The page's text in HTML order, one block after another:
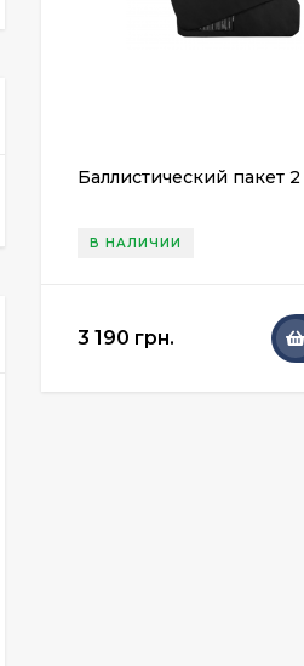
Баллистический пакет 2
В НАЛИЧИИ
3 190 грн.